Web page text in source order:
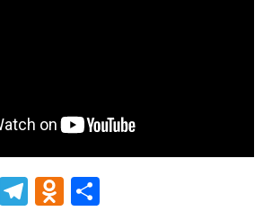
WhatsApp
Telegram
Odnoklassniki